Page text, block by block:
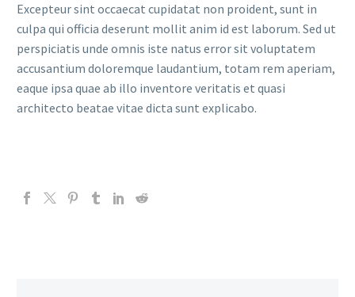
Excepteur sint occaecat cupidatat non proident, sunt in
culpa qui officia deserunt mollit anim id est laborum. Sed ut
perspiciatis unde omnis iste natus error sit voluptatem
accusantium doloremque laudantium, totam rem aperiam,
eaque ipsa quae ab illo inventore veritatis et quasi
architecto beatae vitae dicta sunt explicabo.